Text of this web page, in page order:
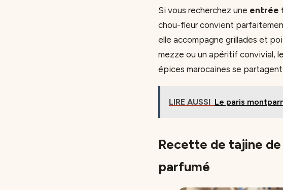
Si vous recherchez une entrée
chou-fleur convient
elle accompagne grillades et
mezze ou un apéritif convivial,
épices marocaines se
LIRE AUSSI Le paris
Recette de tajine
parfumé